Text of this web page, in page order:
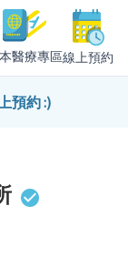
醫療專區線上預約
預約 :)